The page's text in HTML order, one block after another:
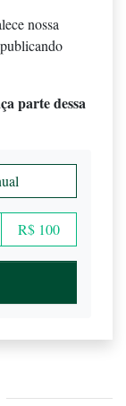
nossa
parte dessa
R$ 100